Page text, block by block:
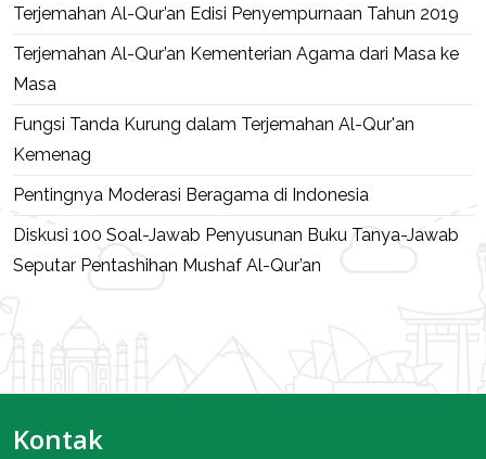
Terjemahan Al-Qur’an Edisi Penyempurnaan Tahun 2019
Terjemahan Al-Qur’an Kementerian Agama dari Masa ke
Masa
Fungsi Tanda Kurung dalam Terjemahan Al-Qur'an
Kemenag
Pentingnya Moderasi Beragama di Indonesia
Diskusi 100 Soal-Jawab Penyusunan Buku Tanya-Jawab
Seputar Pentashihan Mushaf Al-Qur’an
Kontak